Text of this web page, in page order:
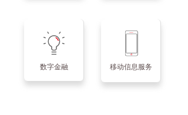
数字金融 移动信息服务